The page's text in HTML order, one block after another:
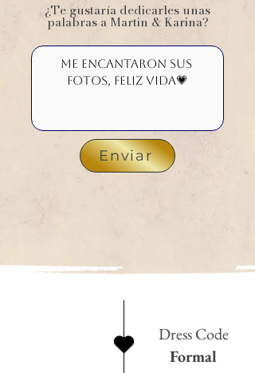
¿Te gustaría dedicarles unas
palabras a Martin & Karina?
Enviar
Dress Code
Formal